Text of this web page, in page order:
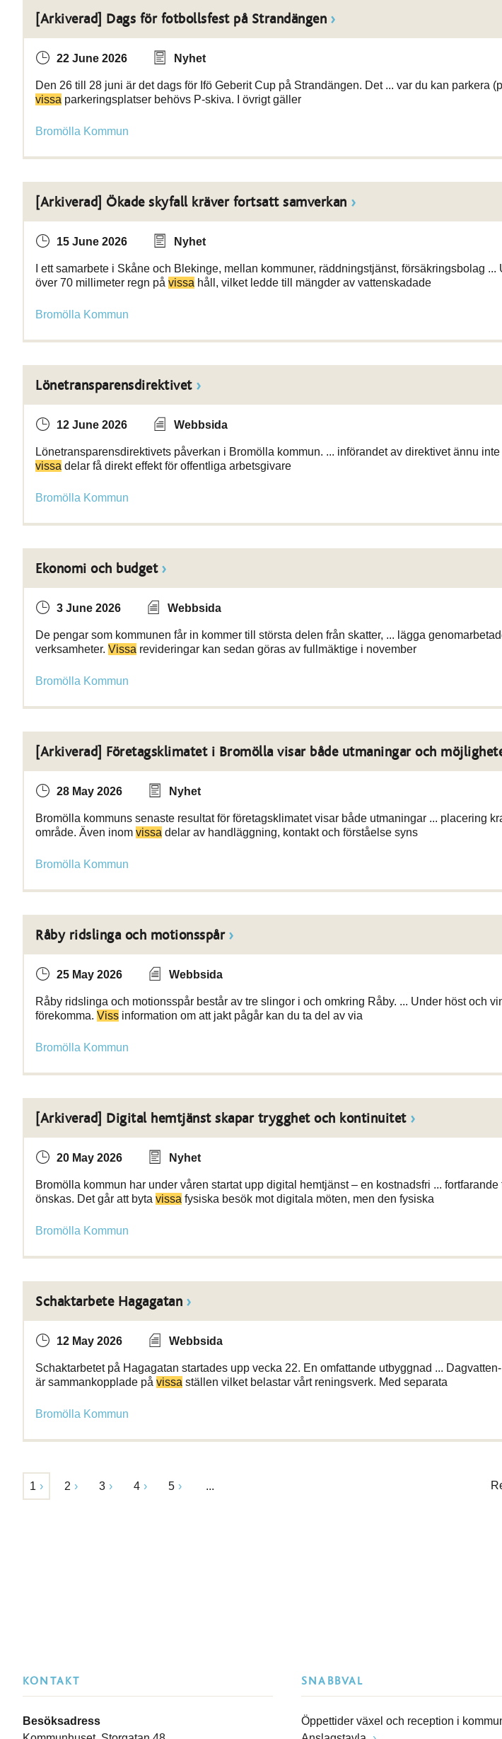
[Arkiverad] Dags för fotbollsfest på Strandängen
22 June 2026 Nyhet
Den 26 till 28 juni är det dags för Ifö Geberit Cup på Strandängen. Det ... var du kan parkera
vissa parkeringsplatser behövs P-skiva. I övrigt gäller
Bromölla Kommun
[Arkiverad] Ökade skyfall kräver fortsatt samverkan
15 June 2026 Nyhet
I ett samarbete i Skåne och Blekinge, mellan kommuner, räddningstjänst, försäkringsbolag ...
över 70 millimeter regn på vissa håll, vilket ledde till mängder av vattenskadade
Bromölla Kommun
Lönetransparensdirektivet
12 June 2026 Webbsida
Lönetransparensdirektivets påverkan i Bromölla kommun. ... införandet av direktivet ännu
vissa delar få direkt effekt för offentliga arbetsgivare
Bromölla Kommun
Ekonomi och budget
3 June 2026 Webbsida
De pengar som kommunen får in kommer till största delen från skatter, ... lägga
verksamheter. Vissa revideringar kan sedan göras av fullmäktige i november
Bromölla Kommun
[Arkiverad] Företagsklimatet i Bromölla visar både utmaningar och
28 May 2026 Nyhet
Bromölla kommuns senaste resultat för företagsklimatet visar både utmaningar ... placering
område. Även inom vissa delar av handläggning, kontakt och förståelse syns
Bromölla Kommun
Råby ridslinga och motionsspår
25 May 2026 Webbsida
Råby ridslinga och motionsspår består av tre slingor i och omkring Råby. ... Under höst och
förekomma. Viss information om att jakt pågår kan du ta del av via
Bromölla Kommun
[Arkiverad] Digital hemtjänst skapar trygghet och kontinuitet
20 May 2026 Nyhet
Bromölla kommun har under våren startat upp digital hemtjänst – en kostnadsfri ...
önskas. Det går att byta vissa fysiska besök mot digitala möten, men den fysiska
Bromölla Kommun
Schaktarbete Hagagatan
12 May 2026 Webbsida
Schaktarbetet på Hagagatan startades upp vecka 22. En omfattande utbyggnad ...
är sammankopplade på vissa ställen vilket belastar vårt reningsverk. Med separata
Bromölla Kommun
1 2 3 4 5 ...
KONTAKT
Besöksadress
SNABBVAL
Öppettider växel och reception i